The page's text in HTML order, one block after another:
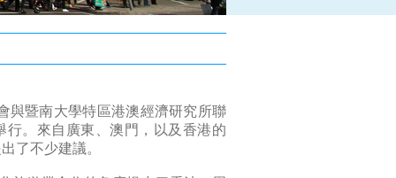
與暨南大學特區港澳經濟研究所聯
。來自廣東、澳門，以及香港的
了不少建議。